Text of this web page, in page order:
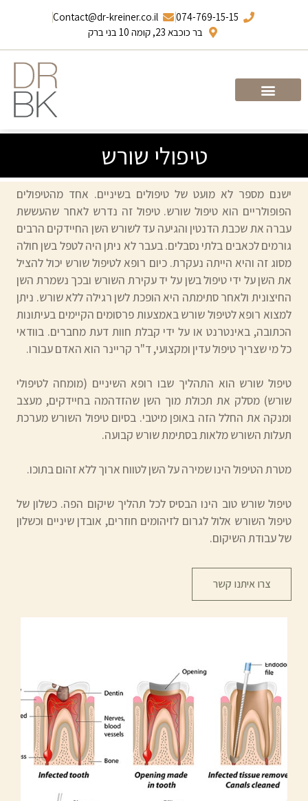
074-769-15-15
Contact@dr-kreiner.co.il
בר כוכבא 23, קומה 10 בני ברק
טיפולי שורש
ישנם מספר לא מועט של טיפולים בשיניים. אחד מהטיפולים
הפופולריים הוא טיפול שורש. טיפול זה נדרש לאחר שהעששת
עברה את שכבת הדנטין והגיעה עד לשורש השן החיידקים הרבים
גורמים לכאבים בלתי נסבלים. בעבר לא ניתן היה לטפל בשן חולה
מסוג זה והיא הייתה נעקרת. כיום רופא לטיפול שורש יכול להציל
את השן על ידי טיפול בשן על יד עקירת השורש ובכך נשמרת השן
החיצונית ולאחר סתימתה היא הופכת לשן רגילה ללא שורש. ניתן
למצוא רופא לטיפול שורש באמצעות פרסומים הקיימים בעיתונות
הכתובה, באינטרנט או על ידי קבלת חוות דעת מחברים. בוודאי
כל מי שצריך טיפול עדין ומקצועי, ד"ר קריינר הוא האדם עבורו.
טיפול שורש הוא התהליך שבו רופא השיניים (מומחה לטיפולי
שורש) מסלק את תכולת מוך השן שהזדהמה בחיידקים, מעצב
ומנקה את החלל הזה באופן מיטבי. בסיום טיפול השורש מערכת
תעלות השורש מלאות בסתימת שורש קבועה.
מטרת הטיפול הינו שמירה על השן לטווח ארוך ללא זהום בתוכו.
טיפול שורש טוב הינו הבסיס לכל תהליך שיקום הפה. כשלון של
טיפול השורש אלול לגרום לזיהומים חוזרים, אובדן שיניים וכשלון
של עבודת השיקום.
צרו איתנו קשר